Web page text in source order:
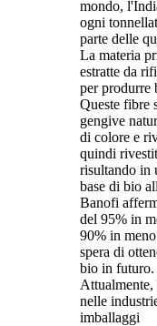
mondo,
ogni
parte delle
La materia
estratte da
per produrre
Queste fibre
gengive
di colore e
quindi
risultando in
base di bio
Banofi
del 95% in
90% in
spera di
bio in futuro.
nelle
imballaggi